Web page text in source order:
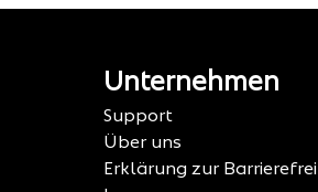
Unternehmen
Support
Über uns
Erklärung zur